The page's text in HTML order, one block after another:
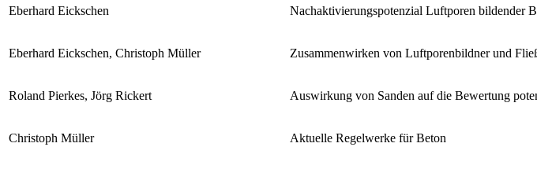
Eberhard Eickschen Nachaktivierungspotenzial Luftporen bildender
Eberhard Eickschen, Christoph Müller Zusammenwirken von Luftporenbildner und
Roland Pierkes, Jörg Rickert Auswirkung von Sanden auf die Bewertung
Christoph Müller Aktuelle Regelwerke für Beton